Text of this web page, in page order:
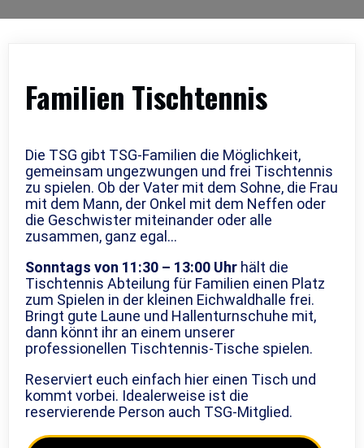
Familien Tischtennis
Die TSG gibt TSG-Familien die Möglichkeit,
gemeinsam ungezwungen und frei Tischtennis
zu spielen. Ob der Vater mit dem Sohne, die Frau
mit dem Mann, der Onkel mit dem Neffen oder
die Geschwister miteinander oder alle
zusammen, ganz egal…
Sonntags von 11:30 – 13:00 Uhr hält die
Tischtennis Abteilung für Familien einen Platz
zum Spielen in der kleinen Eichwaldhalle frei.
Bringt gute Laune und Hallenturnschuhe mit,
dann könnt ihr an einem unserer
professionellen Tischtennis-Tische spielen.
Reserviert euch einfach hier einen Tisch und
kommt vorbei. Idealerweise ist die
reservierende Person auch TSG-Mitglied.